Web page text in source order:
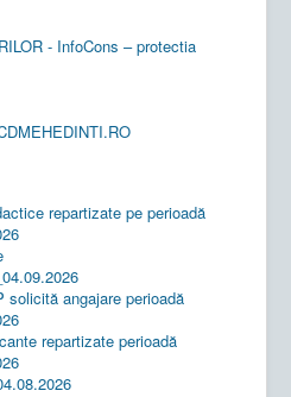
- InfoCons – protectia
repartizate pe perioadă
solicită angajare perioadă
repartizate perioadă